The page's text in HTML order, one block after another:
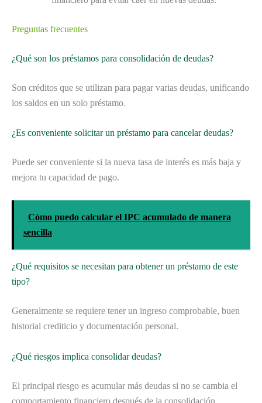
Preguntas frecuentes
¿Qué son los préstamos para consolidación de deudas?
Son créditos que se utilizan para pagar varias deudas, unificando
los saldos en un solo préstamo.
¿Es conveniente solicitar un préstamo para cancelar deudas?
Puede ser conveniente si la nueva tasa de interés es más baja y
mejora tu capacidad de pago.
Cómo puedo calcular el IPC acumulado de manera
sencilla
¿Qué requisitos se necesitan para obtener un préstamo de este
tipo?
Generalmente se requiere tener un ingreso comprobable, buen
historial crediticio y documentación personal.
¿Qué riesgos implica consolidar deudas?
El principal riesgo es acumular más deudas si no se cambia el
comportamiento financiero después de la consolidación.